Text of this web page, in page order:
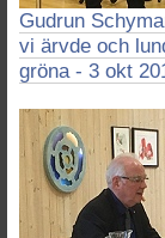
Gudrun
vi ärvde och
gröna - 3 okt